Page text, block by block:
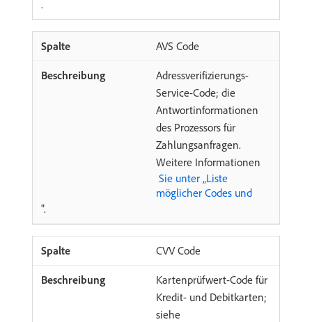
.
AVS Code
Adressverifizierungs-
Service-Code; die
Antwortinformationen
des Prozessors für
Zahlungsanfragen.
Weitere Informationen
​ Sie unter „Liste
möglicher Codes und ​
".
CVV Code
Kartenprüfwert-Code für
Kredit- und Debitkarten;
siehe